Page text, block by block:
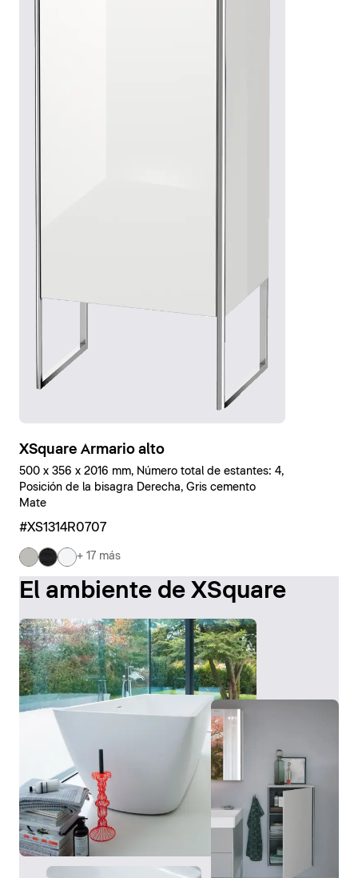
XSquare Armario alto
500 x 356 x 2016 mm, Número total de estantes: 4,
Posición de la bisagra Derecha, Gris cemento
Mate
#XS1314R0707
+ 17 más
El ambiente de XSquare